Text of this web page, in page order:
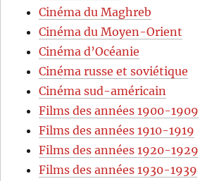
Cinéma du Maghreb
Cinéma du Moyen-Orient
Cinéma d’Océanie
Cinéma russe et soviétique
Cinéma sud-américain
Films des années 1900-1909
Films des années 1910-1919
Films des années 1920-1929
Films des années 1930-1939